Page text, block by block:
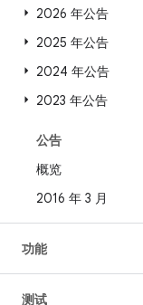
2026 年公告
2025 年公告
2024 年公告
2023 年公告
公告
概览
2016 年 3 月
功能
测试